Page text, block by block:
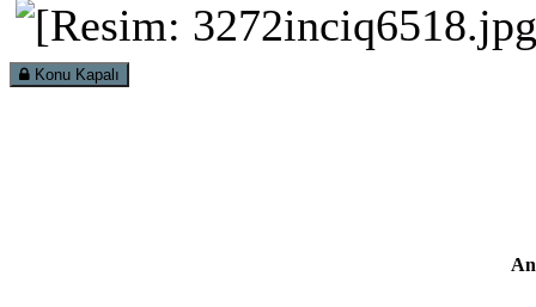
Konu Kapalı